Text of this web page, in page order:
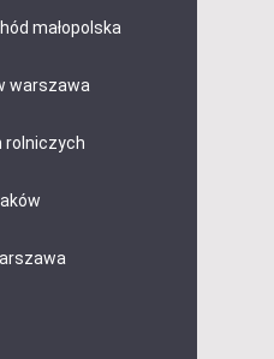
małopolska
warszawa
rolniczych